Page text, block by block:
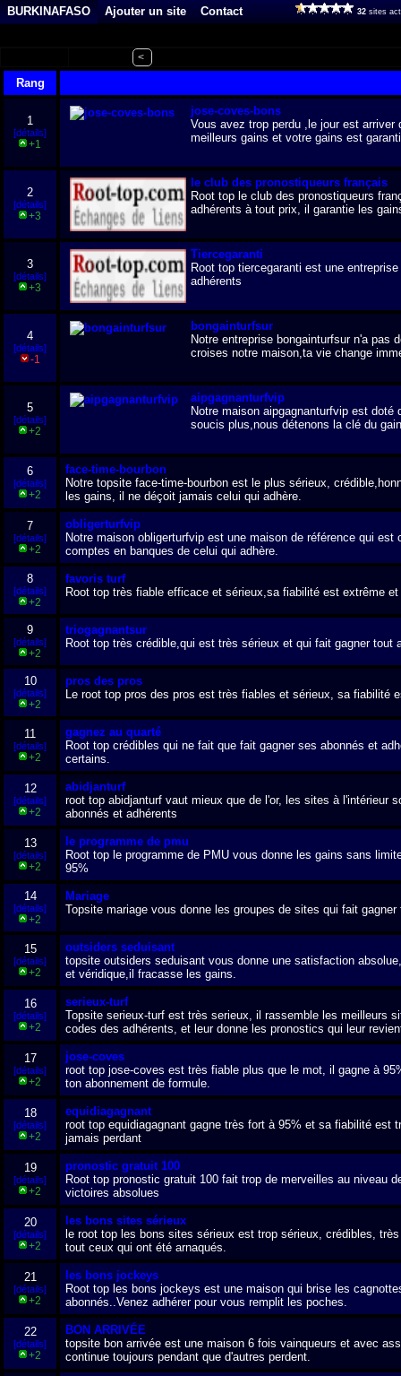
BURKINAFASO Ajouter un site Contact 32 sites
<
Rang
1
[détails]
+1
jose-coves-bons
Vous avez trop perdu ,le jour est
meilleurs gains et votre gains est
2
[détails]
+3
le club des pronostiqueurs français
Root top le club des pronostiqueurs
adhérents à tout prix, il garantie les
3
[détails]
+3
Tiercegaranti
Root top tiercegaranti est une
adhérents
4
[détails]
-1
bongainturfsur
Notre entreprise bongainturfsur n'a pas
croises notre maison,ta vie change
5
[détails]
+2
aipgagnanturfvip
Notre maison aipgagnanturfvip est
soucis plus,nous détenons la clé du
6
[détails]
+2
face-time-bourbon
Notre topsite face-time-bourbon est le plus sérieux,
les gains, il ne déçoit jamais celui qui adhère.
7
[détails]
+2
obligerturfvip
Notre maison obligerturfvip est une maison de référence qui
comptes en banques de celui qui adhère.
8
[détails]
+2
favoris turf
Root top très fiable efficace et sérieux,sa fiabilité est extrême
9
[détails]
+2
triogagnantsur
Root top très crédible,qui est très sérieux et qui fait gagner tout
10
[détails]
+2
pros des pros
Le root top pros des pros est très fiables et sérieux, sa fiabilité
11
[détails]
+2
gagnez au quarté
Root top crédibles qui ne fait que fait gagner ses abonnés et
certains.
12
[détails]
+2
abidjanturf
root top abidjanturf vaut mieux que de l'or, les sites à l'intérieur
abonnés et adhérents
13
[détails]
+2
le programme de pmu
Root top le programme de PMU vous donne les gains sans
95%
14
[détails]
+2
Mariage
Topsite mariage vous donne les groupes de sites qui fait
15
[détails]
+2
outsiders seduisant
topsite outsiders seduisant vous donne une satisfaction
et véridique,il fracasse les gains.
16
[détails]
+2
serieux-turf
Topsite serieux-turf est très serieux, il rassemble les meilleurs
codes des adhérents, et leur donne les pronostics qui leur
17
[détails]
+2
jose-coves
root top jose-coves est très fiable plus que le mot, il gagne à
ton abonnement de formule.
18
[détails]
+2
equidiagagnant
root top equidiagagnant gagne très fort à 95% et sa fiabilité
jamais perdant
19
[détails]
+2
pronostic gratuit 100
Root top pronostic gratuit 100 fait trop de merveilles au niveau
victoires absolues
20
[détails]
+2
les bons sites sérieux
le root top les bons sites sérieux est trop sérieux, crédibles,
tout ceux qui ont été arnaqués.
21
[détails]
+2
les bons jockeys
Root top les bons jockeys est une maison qui brise les
abonnés..Venez adhérer pour vous remplit les poches.
22
[détails]
+2
BON ARRIVÉE
topsite bon arrivée est une maison 6 fois vainqueurs et avec
continue toujours pendant que d'autres perdent.